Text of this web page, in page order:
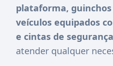
plataforma,
veículos equipados
e cintas de segurança
atender qualquer